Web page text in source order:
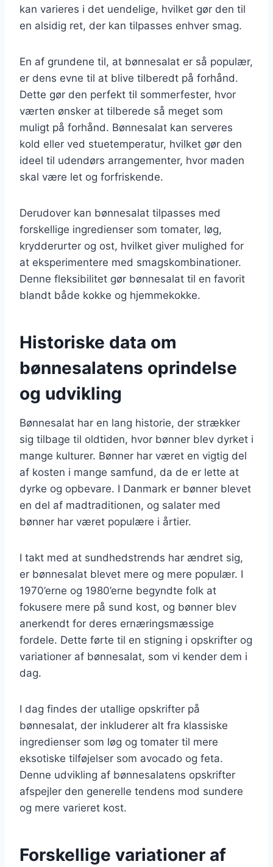
kan varieres i det uendelige, hvilket gør den til
en alsidig ret, der kan tilpasses enhver smag.
En af grundene til, at bønnesalat er så populær,
er dens evne til at blive tilberedt på forhånd.
Dette gør den perfekt til sommerfester, hvor
værten ønsker at tilberede så meget som
muligt på forhånd. Bønnesalat kan serveres
kold eller ved stuetemperatur, hvilket gør den
ideel til udendørs arrangementer, hvor maden
skal være let og forfriskende.
Derudover kan bønnesalat tilpasses med
forskellige ingredienser som tomater, løg,
krydderurter og ost, hvilket giver mulighed for
at eksperimentere med smagskombinationer.
Denne fleksibilitet gør bønnesalat til en favorit
blandt både kokke og hjemmekokke.
Historiske data om
bønnesalatens oprindelse
og udvikling
Bønnesalat har en lang historie, der strækker
sig tilbage til oldtiden, hvor bønner blev dyrket i
mange kulturer. Bønner har været en vigtig del
af kosten i mange samfund, da de er lette at
dyrke og opbevare. I Danmark er bønner blevet
en del af madtraditionen, og salater med
bønner har været populære i årtier.
I takt med at sundhedstrends har ændret sig,
er bønnesalat blevet mere og mere populær. I
1970’erne og 1980’erne begyndte folk at
fokusere mere på sund kost, og bønner blev
anerkendt for deres ernæringsmæssige
fordele. Dette førte til en stigning i opskrifter og
variationer af bønnesalat, som vi kender dem i
dag.
I dag findes der utallige opskrifter på
bønnesalat, der inkluderer alt fra klassiske
ingredienser som løg og tomater til mere
eksotiske tilføjelser som avocado og feta.
Denne udvikling af bønnesalatens opskrifter
afspejler den generelle tendens mod sundere
og mere varieret kost.
Forskellige variationer af